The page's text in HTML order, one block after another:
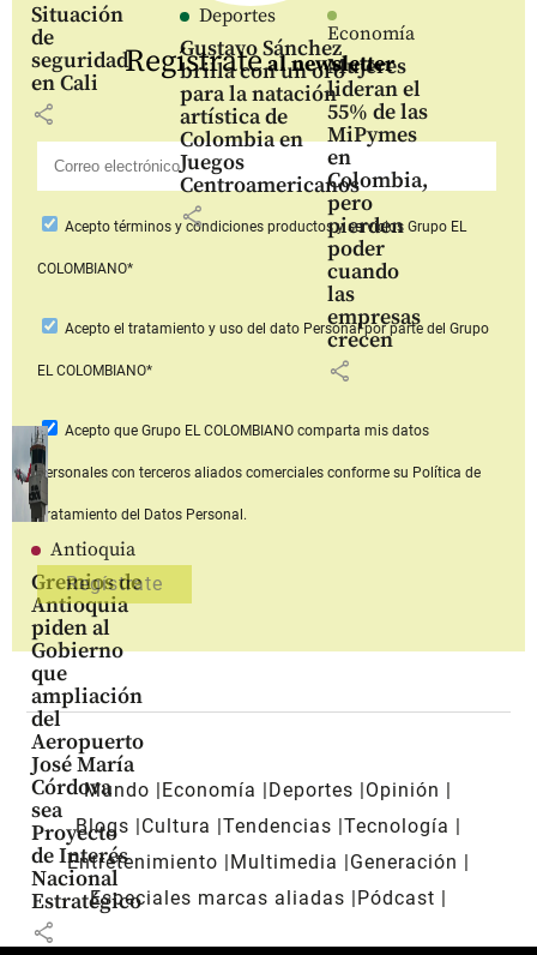
Situación
de
seguridad
en Cali
share
Deportes
Gustavo Sánchez
brilla con un oro
para la natación
artística de
Colombia en
Juegos
Centroamericanos
share
Economía
Mujeres
lideran el
55% de las
MiPymes
en
Colombia,
pero
pierden
poder
cuando
las
empresas
crecen
share
Antioquia
Gremios de
Antioquia
piden al
Gobierno
que
ampliación
del
Aeropuerto
José María
Córdova
sea
Proyecto
de Interés
Nacional
Estratégico
share
Regístrateal newsletter
Aceptotérminos y condiciones productos y serviciosGrupo EL
COLOMBIANO*
Acepto el tratamiento y uso del dato Personalpor parte del Grupo
EL COLOMBIANO*
Acepto que Grupo EL COLOMBIANOcomparta mis datos
personales con terceros aliados comerciales conforme su Política de
Tratamiento del Datos Personal.
Mundo Economía Deportes
Opinión
Blogs
Cultura Tendencias Tecnología
Entretenimiento
Multimedia
Generación
Especiales marcas aliadas
Pódcast